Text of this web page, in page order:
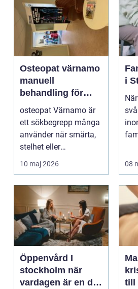
Osteopat värnamo
manuell
behandling för
minskad smärta
och Ökad rörlighet
osteopat Värnamo är
ett sökbegrepp många
använder när smärta,
stelhet eller
återkommande värk
börjar...
10 maj 2026
i
08
Öppenvård I
stockholm när
vardagen är en del
till